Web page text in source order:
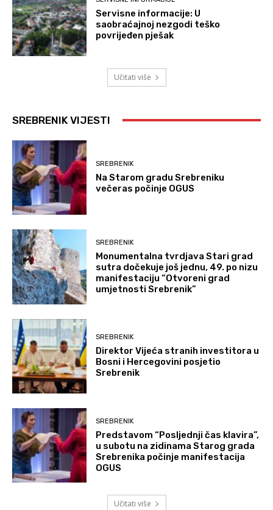
Servisne informacije: U
saobraćajnoj nezgodi teško
povrijeđen pješak
Učitati više
SREBRENIK VIJESTI
SREBRENIK
Na Starom gradu Srebreniku
večeras počinje OGUS
SREBRENIK
Monumentalna tvrdjava Stari grad
sutra dočekuje još jednu, 49. po nizu
manifestaciju “Otvoreni grad
umjetnosti Srebrenik”
SREBRENIK
Direktor Vijeća stranih investitora u
Bosni i Hercegovini posjetio
Srebrenik
SREBRENIK
Predstavom “Posljednji čas klavira”,
u subotu na zidinama Starog grada
Srebrenika počinje manifestacija
OGUS
Učitati više